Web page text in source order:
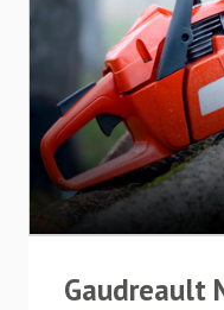
Gaudreault